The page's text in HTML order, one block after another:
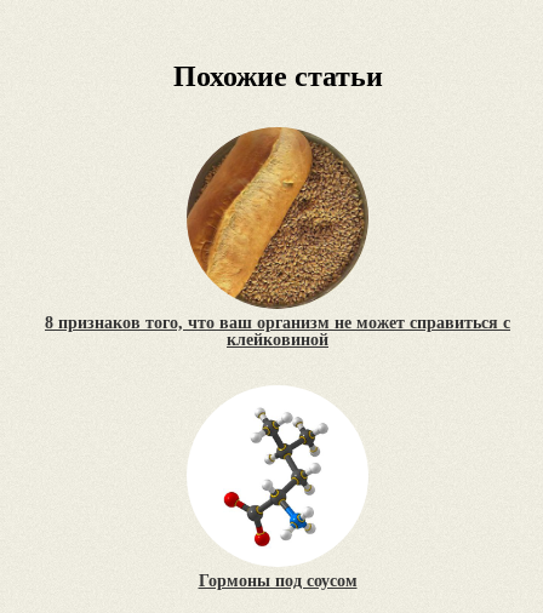
Похожие статьи
8 признаков того, что ваш организм не может справиться с
клейковиной
Гормоны под соусом